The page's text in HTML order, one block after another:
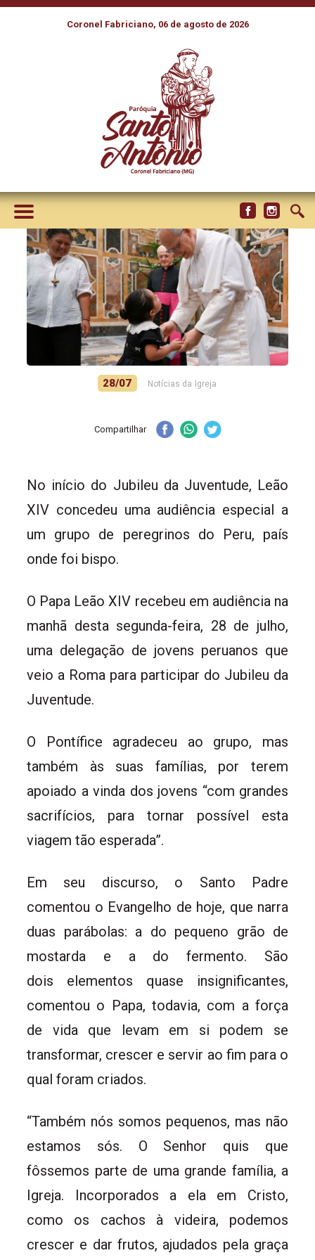
Coronel Fabriciano, 06 de agosto de 2026
PAPA A PERUANOS: QUE O
JUBILEU NÃO FIQUE APENAS
NAS FOTOS. SEJAM
MISSIONÁRIOS
28/07 Notícias da Igreja
Compartilhar
No início do Jubileu da Juventude, Leão
XIV concedeu uma audiência especial a
um grupo de peregrinos do Peru, país
onde foi bispo.
O Papa Leão XIV recebeu em audiência na
manhã desta segunda-feira, 28 de julho,
uma delegação de jovens peruanos que
veio a Roma para participar do Jubileu da
Juventude.
O Pontífice agradeceu ao grupo, mas
também às suas famílias, por terem
apoiado a vinda dos jovens “com grandes
sacrifícios, para tornar possível esta
viagem tão esperada”.
Em seu discurso, o Santo Padre
comentou o Evangelho de hoje, que narra
duas parábolas: a do pequeno grão de
mostarda e a do fermento. São
dois elementos quase insignificantes,
comentou o Papa, todavia, com a força
de vida que levam em si podem se
transformar, crescer e servir ao fim para o
qual foram criados.
“Também nós somos pequenos, mas não
estamos sós. O Senhor quis que
fôssemos parte de uma grande família, a
Igreja. Incorporados a ela em Cristo,
como os cachos à videira, podemos
crescer e dar frutos, ajudados pela graça